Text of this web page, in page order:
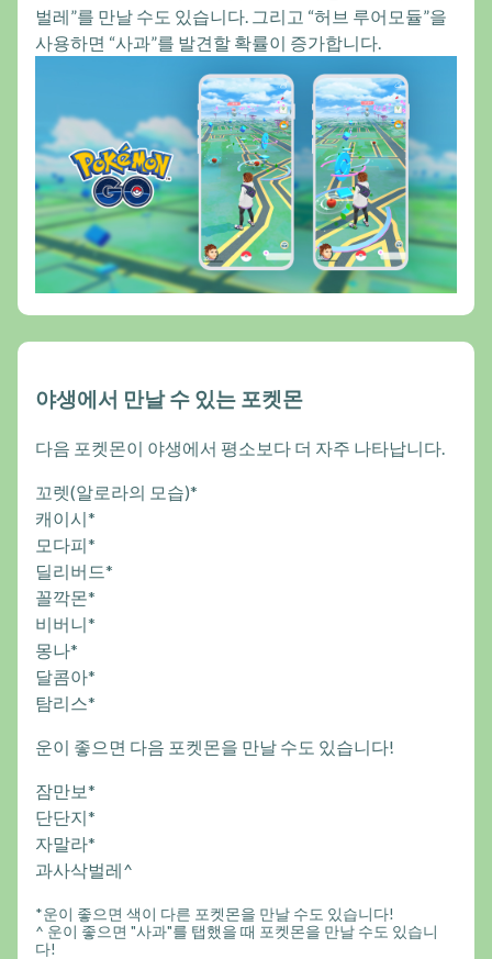
벌레”를 만날 수도 있습니다. 그리고 “허브 루어모듈”을
사용하면 “사과”를 발견할 확률이 증가합니다.
야생에서 만날 수 있는 포켓몬
다음 포켓몬이 야생에서 평소보다 더 자주 나타납니다.
꼬렛(알로라의 모습)*
캐이시*
모다피*
딜리버드*
꼴깍몬*
비버니*
몽나*
달콤아*
탐리스*
운이 좋으면 다음 포켓몬을 만날 수도 있습니다!
잠만보*
단단지*
자말라*
과사삭벌레^
*운이 좋으면 색이 다른 포켓몬을 만날 수도 있습니다!
^ 운이 좋으면 "사과"를 탭했을 때 포켓몬을 만날 수도 있습니
다!